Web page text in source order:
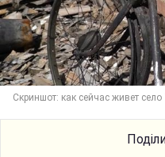
Скриншот: как сейчас живет